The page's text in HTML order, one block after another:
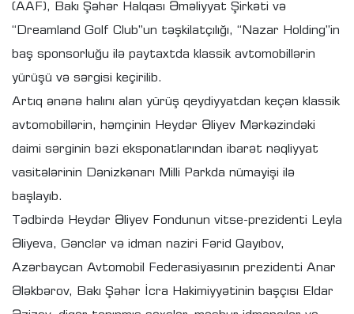
(AAF), Bakı Şəhər Halqası Əməliyyat Şirkəti və
“Dreamland Golf Club”un təşkilatçılığı, “Nazar Holding”in
baş sponsorluğu ilə paytaxtda klassik avtomobillərin
yürüşü və sərgisi keçirilib.
Artıq ənənə halını alan yürüş qeydiyyatdan keçən klassik
avtomobillərin, həmçinin Heydər Əliyev Mərkəzindəki
daimi sərginin bəzi eksponatlarından ibarət nəqliyyat
vasitələrinin Dənizkənarı Milli Parkda nümayişi ilə
başlayıb.
Tədbirdə Heydər Əliyev Fondunun vitse-prezidenti Leyla
Əliyeva, Gənclər və idman naziri Fərid Qayıbov,
Azərbaycan Avtomobil Federasiyasının prezidenti Anar
Ələkbərov, Bakı Şəhər İcra Hakimiyyətinin başçısı Eldar